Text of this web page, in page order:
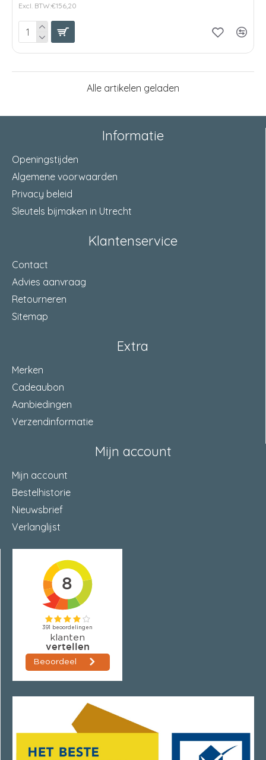
Excl. BTW:€156,20
Alle artikelen geladen
Informatie
Openingstijden
Algemene voorwaarden
Privacy beleid
Sleutels bijmaken in Utrecht
Klantenservice
Contact
Advies aanvraag
Retourneren
Sitemap
Extra
Merken
Cadeaubon
Aanbiedingen
Verzendinformatie
Mijn account
Mijn account
Bestelhistorie
Nieuwsbrief
Verlanglijst